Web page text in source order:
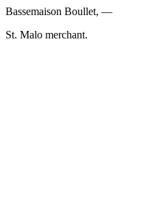
Bassemaison Boullet, —
St. Malo merchant.